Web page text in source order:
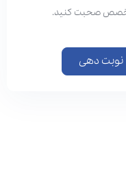
صحبت کنید.
دهی